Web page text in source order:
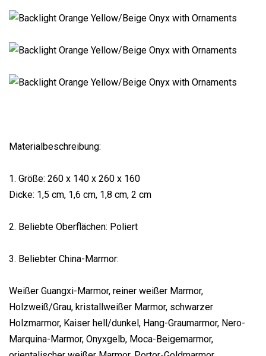
Materialbeschreibung:
1. Größe: 260 x 140 x 260 x 160
Dicke: 1,5 cm, 1,6 cm, 1,8 cm, 2 cm
2. Beliebte Oberflächen: Poliert
3. Beliebter China-Marmor:
Weißer Guangxi-Marmor, reiner weißer Marmor,
Holzweiß/Grau, kristallweißer Marmor, schwarzer
Holzmarmor, Kaiser hell/dunkel, Hang-Graumarmor, Nero-
Marquina-Marmor, Onyxgelb, Moca-Beigemarmor,